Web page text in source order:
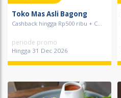
Toko Mas Asli Bagong
Cashback hingga Rp500 ribu + C...
periode promo
Hingga 31 Dec 2026